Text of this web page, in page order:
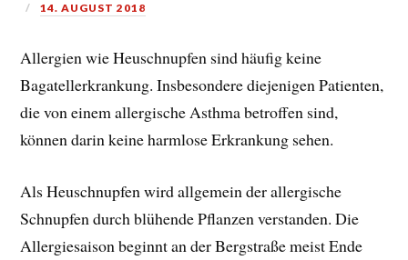
14. AUGUST 2018
Allergien wie Heuschnupfen sind häufig keine
Bagatellerkrankung. Insbesondere diejenigen Patienten,
die von einem allergische Asthma betroffen sind,
können darin keine harmlose Erkrankung sehen.
Als Heuschnupfen wird allgemein der allergische
Schnupfen durch blühende Pflanzen verstanden. Die
Allergiesaison beginnt an der Bergstraße meist Ende